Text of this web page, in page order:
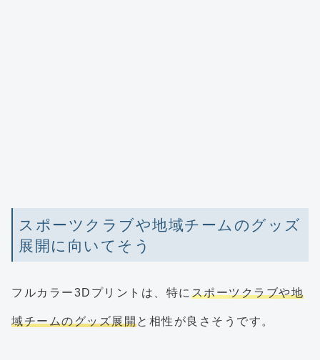
スポーツクラブや地域チームのグッズ
展開に向いてそう
フルカラー3Dプリントは、特に スポーツクラブや地
域チームのグッズ展開と相性が良さそうです。